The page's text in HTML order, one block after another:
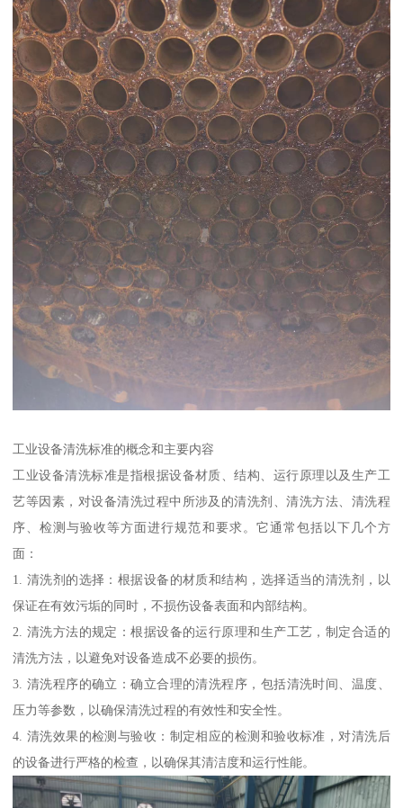
工业设备清洗标准的概念和主要内容
工业设备清洗标准是指根据设备材质、结构、运行原理以及生产工
艺等因素，对设备清洗过程中所涉及的清洗剂、清洗方法、清洗程
序、检测与验收等方面进行规范和要求。它通常包括以下几个方
面：
1. 清洗剂的选择：根据设备的材质和结构，选择适当的清洗剂，以
保证在有效污垢的同时，不损伤设备表面和内部结构。
2. 清洗方法的规定：根据设备的运行原理和生产工艺，制定合适的
清洗方法，以避免对设备造成不必要的损伤。
3. 清洗程序的确立：确立合理的清洗程序，包括清洗时间、温度、
压力等参数，以确保清洗过程的有效性和安全性。
4. 清洗效果的检测与验收：制定相应的检测和验收标准，对清洗后
的设备进行严格的检查，以确保其清洁度和运行性能。